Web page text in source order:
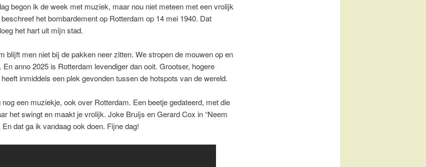
begon ik de week met muziek, maar nou niet meteen met een vrolijk
het bombardement op Rotterdam op 14 mei 1940. Dat
het hart uit mijn stad.
blijft men niet bij de pakken neer zitten. We stropen de mouwen op en
En anno 2025 is Rotterdam levendiger dan ooit. Grootser, hogere
inmiddels een plek gevonden tussen de hotspots van de wereld.
een muziekje, ook over Rotterdam. Een beetje gedateerd, met die
het swingt en maakt je vrolijk. Joke Bruijs en Gerard Cox in “Neem
dat ga ik vandaag ook doen. Fijne dag!